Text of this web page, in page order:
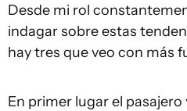
Desde mi rol
indagar sobre estas
hay tres que veo con más
En primer lugar el pasajero